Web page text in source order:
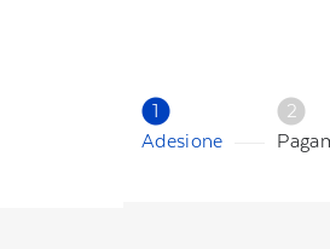
1
Adesione
2